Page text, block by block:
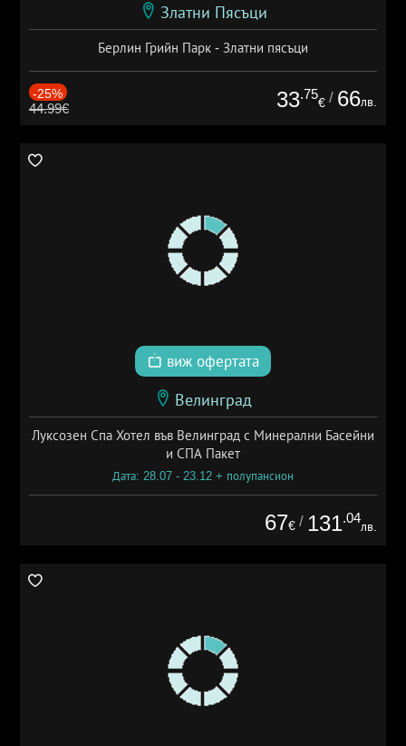
Златни Пясъци
Берлин Грийн Парк - Златни пясъци
-25%
44.99€ 33.75
€ / 66лв.
виж офертата
Велинград
Луксозен Спа Хотел във Велинград с Минерални Басейни
и СПА Пакет
Дата: 28.07 - 23.12 + полупансион
67€ / 131.04
лв.